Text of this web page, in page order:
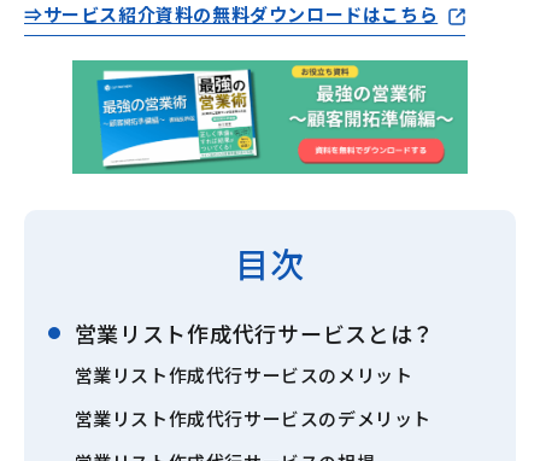
⇒サービス紹介資料の無料ダウンロードはこちら
目次
営業リスト作成代行サービスとは？
営業リスト作成代行サービスのメリット
営業リスト作成代行サービスのデメリット